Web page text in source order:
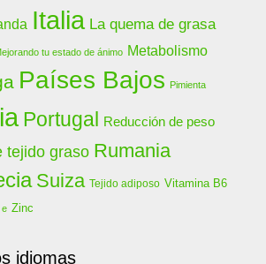
Italia La quema de grasa
tu estado de ánimo Metabolismo
Países Bajos Pimienta
Portugal Reducción de peso
tejido graso Rumania
Suiza Tejido adiposo Vitamina B6
e Zinc
idiomas